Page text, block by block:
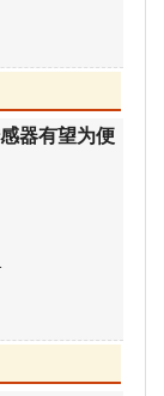
器有望为便